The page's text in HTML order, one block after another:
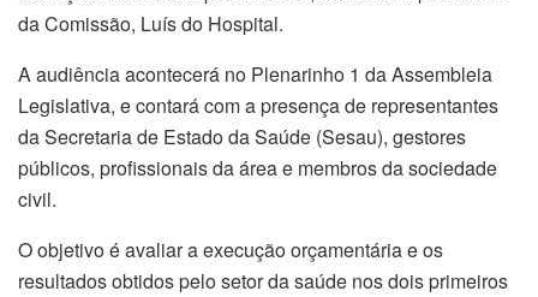
da Comissão, Luís do Hospital.
A audiência acontecerá no Plenarinho 1 da Assembleia
Legislativa, e contará com a presença de representantes
da Secretaria de Estado da Saúde (Sesau), gestores
públicos, profissionais da área e membros da sociedade
civil.
O objetivo é avaliar a execução orçamentária e os
resultados obtidos pelo setor da saúde nos dois primeiros